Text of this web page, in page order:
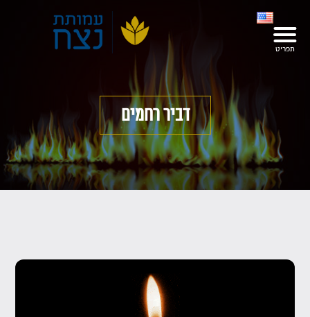
דביר רחמים